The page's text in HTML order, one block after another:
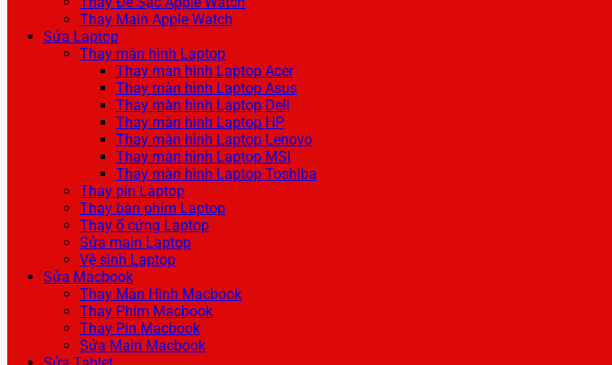
Thay Main Apple Watch
Sửa Laptop
Thay màn hình Laptop
Thay màn hình Laptop Acer
Thay màn hình Laptop Asus
Thay màn hình Laptop Dell
Thay màn hình Laptop HP
Thay màn hình Laptop Lenovo
Thay màn hình Laptop MSI
Thay màn hình Laptop Toshiba
Thay pin Laptop
Thay bàn phím Laptop
Thay ổ cứng Laptop
Sửa main Laptop
Vệ sinh Laptop
Sửa Macbook
Thay Màn Hình Macbook
Thay Phím Macbook
Thay Pin Macbook
Sửa Main Macbook